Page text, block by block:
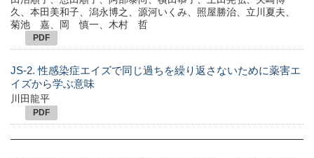
久、本田美和子、潟永博之、源河いくみ、照屋勝治、立川夏夫、
菊池 嘉、岡 慎一、木村 哲
PDF
JS-2. 性感染症エイズで同じ過ちを繰り返さないために薬害エ
イズから学ぶ意味
川田龍平
PDF